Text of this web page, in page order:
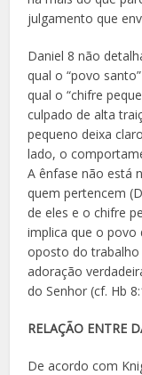
julgamento que
Daniel 8 não
qual o “povo
qual o “chifre
culpado de alta
pequeno deixa
lado, o
A ênfase não está
quem pertencem
de eles e o chifre
implica que o povo
oposto do
adoração
do Senhor (cf. Hb
RELAÇÃO ENTRE
De acordo com